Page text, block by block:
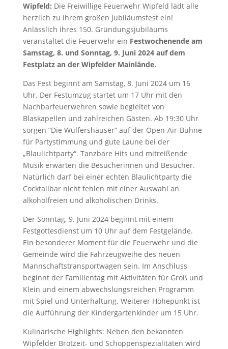
Wipfeld: Die Freiwillige Feuerwehr Wipfeld lädt alle
herzlich zu ihrem großen Jubiläumsfest ein!
Anlässlich ihres 150. Gründungsjubiläums
veranstaltet die Feuerwehr ein Festwochenende am
Samstag, 8. und Sonntag, 9. Juni 2024 auf dem
Festplatz an der Wipfelder Mainlände.
Das Fest beginnt am Samstag, 8. Juni 2024 um 16
Uhr. Der Festumzug startet um 17 Uhr mit den
Nachbarfeuerwehren sowie begleitet von
Blaskapellen und zahlreichen Gästen. Ab 19:30 Uhr
sorgen “Die Wülfershäuser” auf der Open-Air-Bühne
für Partystimmung und gute Laune bei der
„Blaulichtparty“. Tanzbare Hits und mitreißende
Musik erwarten die Besucherinnen und Besucher.
Natürlich darf bei einer echten Blaulichtparty die
Cocktailbar nicht fehlen mit einer Auswahl an
alkoholfreien und alkoholischen Drinks.
Der Sonntag, 9. Juni 2024 beginnt mit einem
Festgottesdienst um 10 Uhr auf dem Festgelände.
Ein besonderer Moment für die Feuerwehr und die
Gemeinde wird die Fahrzeugweihe des neuen
Mannschaftstransportwagen sein. Im Anschluss
beginnt der Familientag mit Aktivitäten für Groß und
Klein und einem abwechslungsreichen Programm
mit Spiel und Unterhaltung. Weiterer Höhepunkt ist
die Aufführung der Kindergartenkinder um 15 Uhr.
Kulinarische Highlights: Neben den bekannten
Wipfelder Brotzeit- und Schoppenspezialitäten wird